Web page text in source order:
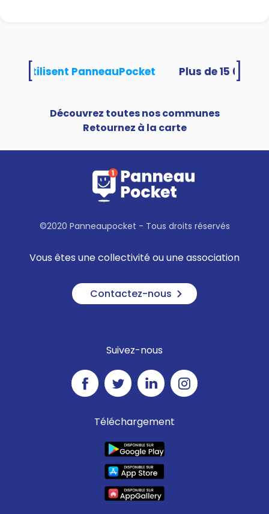
utilisent PanneauPocket
Découvrez toutes nos communes
Retournez à la carte
©2020 Panneaupocket - Tous droits réservés
Vous êtes une collectivité ou une association
Contactez-nous
Suivez-nous
Téléchargement